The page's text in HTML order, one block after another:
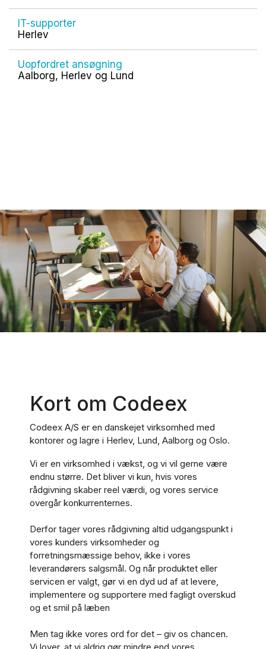
IT-supporter
Herlev
Uopfordret ansøgning
Aalborg, Herlev og Lund
Kort om Codeex
Codeex A/S er en danskejet virksomhed med
kontorer og lagre i Herlev, Lund, Aalborg og Oslo.
Vi er en virksomhed i vækst, og vi vil gerne være
endnu større. Det bliver vi kun, hvis vores
rådgivning skaber reel værdi, og vores service
overgår konkurrenternes.
Derfor tager vores rådgivning altid udgangspunkt i
vores kunders virksomheder og
forretningsmæssige behov, ikke i vores
leverandørers salgsmål. Og når produktet eller
servicen er valgt, gør vi en dyd ud af at levere,
implementere og supportere med fagligt overskud
og et smil på læben
Men tag ikke vores ord for det – giv os chancen.